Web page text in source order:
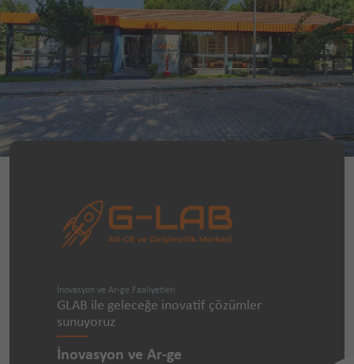
İnovasyon ve Ar-ge Faaliyetleri
GLAB ile geleceğe inovatif çözümler
sunuyoruz
İnovasyon ve Ar-ge